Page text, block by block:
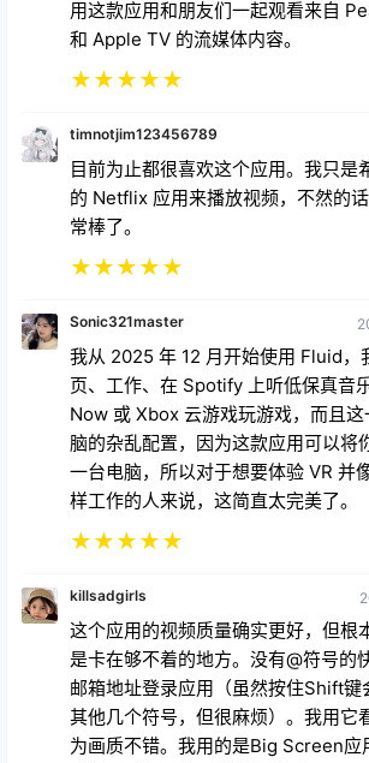
用这款应用和朋友们一起观看来自
和 Apple TV 的流媒体内容。
★★★★★
timnotjim123456789
目前为止都很喜欢这个应用。我只是
的 Netflix 应用来播放视频，不然的
常棒了。
★★★★★
Sonic321master
我从 2025 年 12 月开始使用 Fluid，
页、工作、在 Spotify 上听低保真音
Now 或 Xbox 云游戏玩游戏，而且
脑的杂乱配置，因为这款应用可以将
一台电脑，所以对于想要体验 VR 并
样工作的人来说，这简直太完美了。
★★★★★
killsadgirls
这个应用的视频质量确实更好，但根
是卡在够不着的地方。没有@符号的
邮箱地址登录应用（虽然按住Shift键
其他几个符号，但很麻烦）。我用它
为画质不错。我用的是Big Screen应